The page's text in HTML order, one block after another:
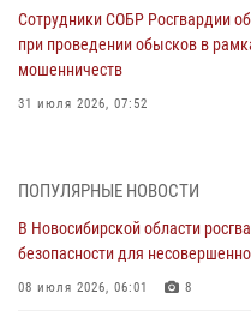
Сотрудники СОБР Росгвардии
при проведении обысков в
мошенничеств
31 июля 2026, 07:52
При силовой поддержке бойцов
пресечена деятельность
ПОПУЛЯРНЫЕ НОВОСТИ
В Новосибирской области
безопасности для
08 июля 2026, 06:01 8